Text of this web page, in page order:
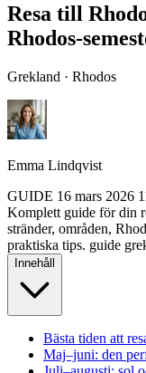
Resa till
Rhodos-
Grekland · Rhodos
Emma Lindqvist
GUIDE 16 mars 2026
Komplett guide för din
stränder, områden,
praktiska tips. guide
Innehåll
Bästa tiden att
Maj–juni: den